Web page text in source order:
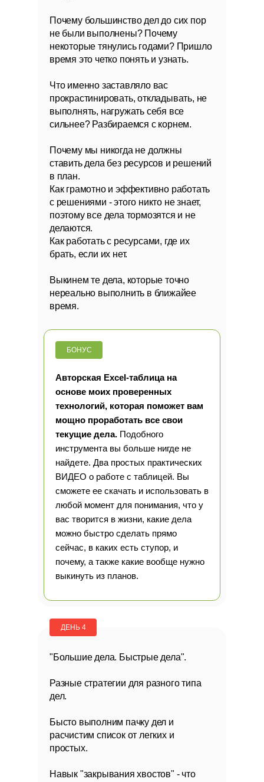
Почему большинство дел до сих пор
не были выполнены? Почему
некоторые тянулись годами? Пришло
время это четко понять и узнать.
Что именно заставляло вас
прокрастинировать, откладывать, не
выполнять, нагружать себя все
сильнее? Разбираемся с корнем.
Почему мы никогда не должны
ставить дела без ресурсов и решений
в план.
Как грамотно и эффективно работать
с решениями - этого никто не знает,
поэтому все дела тормозятся и не
делаются.
Как работать с ресурсами, где их
брать, если их нет.
Выкинем те дела, которые точно
нереально выполнить в ближайее
время.
Авторская Excel-таблица на
основе моих проверенных
технологий, которая поможет вам
мощно проработать все свои
текущие дела. Подобного
инструмента вы больше нигде не
найдете. Два простых практических
ВИДЕО о работе с таблицей. Вы
сможете ее скачать и использовать в
любой момент для понимания, что у
вас творится в жизни, какие дела
можно быстро сделать прямо
сейчас, в каких есть ступор, и
почему, а также какие вообще нужно
выкинуть из планов.
БОНУС
ДЕНЬ 4
"Большие дела. Быстрые дела".
Разные стратегии для разного типа
дел.
Бысто выполним пачку дел и
расчистим список от легких и
простых.
Навык "закрывания хвостов" - что